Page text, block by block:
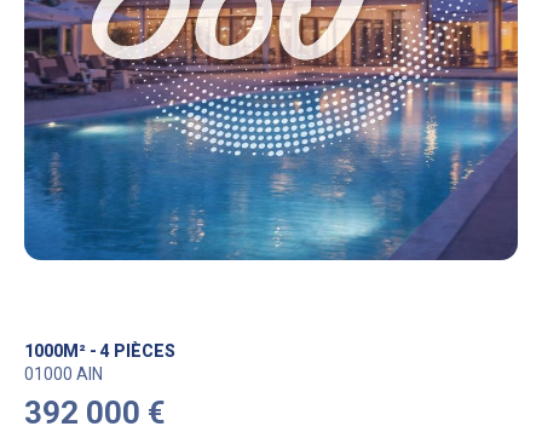
1000M² - 4 PIÈCES
01000 AIN
392 000 €